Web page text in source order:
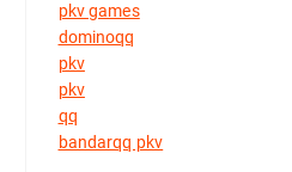
pkv games
dominoqq
pkv
pkv
qq
bandarqq pkv